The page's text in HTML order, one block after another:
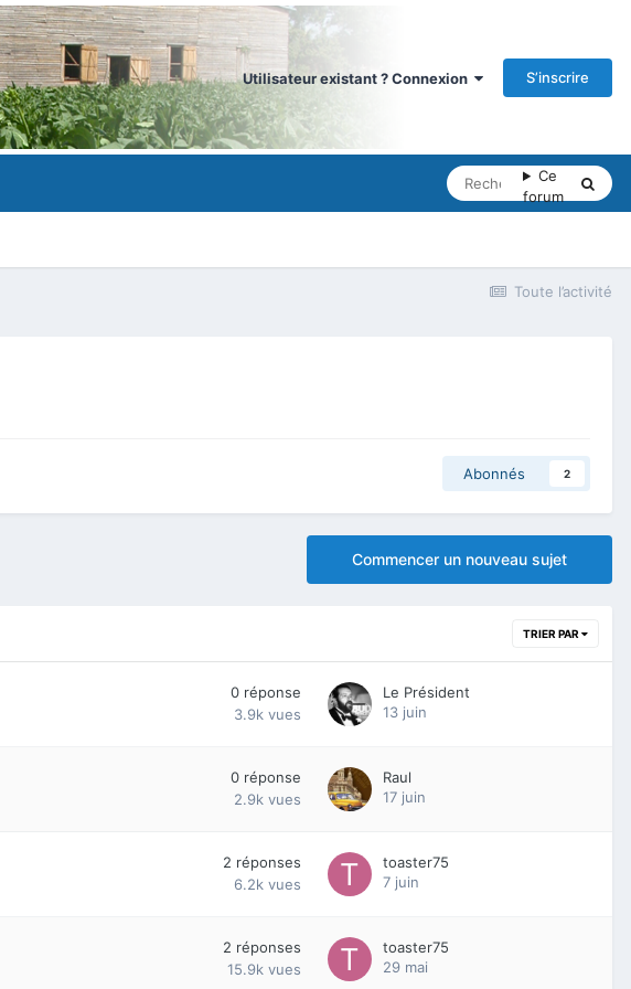
Utilisateur existant ? Connexion S’inscrire
Ce
forum
Toute l’activité
Abonnés 2
Commencer un nouveau sujet
TRIER PAR
0 réponse
3.9k vues
Le Président
13 juin
0 réponse
2.9k vues
Raul
17 juin
2 réponses
6.2k vues
toaster75
7 juin
2 réponses
15.9k vues
toaster75
29 mai